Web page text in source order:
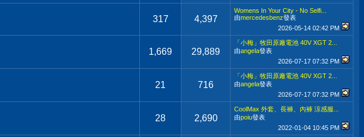
317 4,397
Womens In Your City - No Selfi...
由mercedesbenz發表
2026-05-14 02:42 PM
1,669 29,889
「小梅」牧田原廠電池 40V XGT 2...
由angela發表
2026-07-17 07:32 PM
21 716
「小梅」牧田原廠電池 40V XGT 2...
由angela發表
2026-07-17 07:32 PM
28 2,690
CoolMax 外套、長褲、內褲 涼感服...
由poiu發表
2022-01-04 10:45 PM